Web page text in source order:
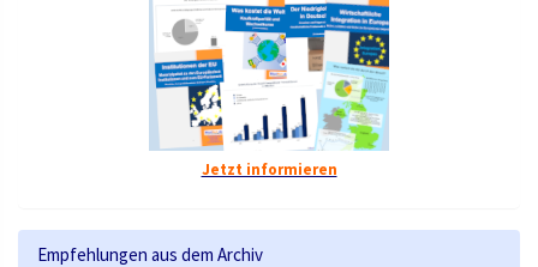
Jetzt informieren
Empfehlungen aus dem Archiv